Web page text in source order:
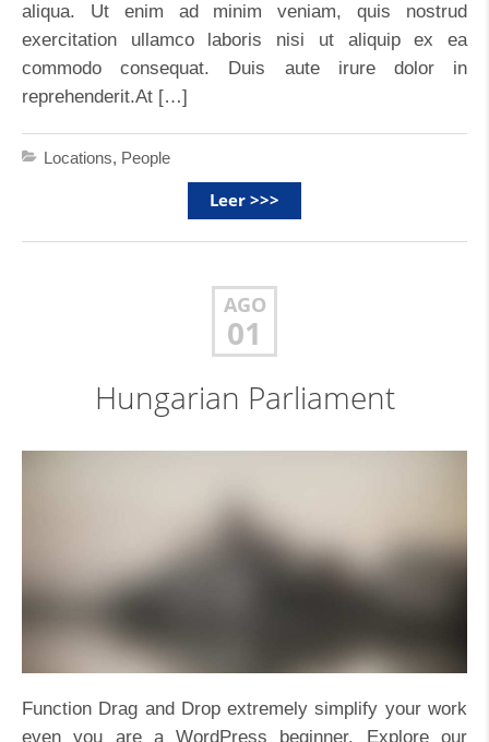
aliqua. Ut enim ad minim veniam, quis nostrud
exercitation ullamco laboris nisi ut aliquip ex ea
commodo consequat. Duis aute irure dolor in
reprehenderit.At […]
Locations, People
Leer >>>
AGO
01
Hungarian Parliament
Function Drag and Drop extremely simplify your work
even you are a WordPress beginner. Explore our